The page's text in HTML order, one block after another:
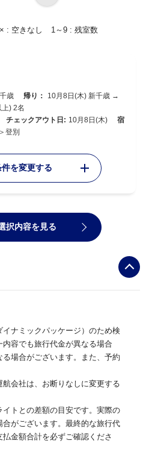
× : 空きなし 1～9 : 残室数
歳 帰り：
10月8日(木) 新千歳 →
) 2名
チェックアウト日: 10月8日(木)
宿
登別
を変更する
択内容を見る
ナミックパッケージ）のため検
容でも旅行代金が異なる場合
場合がございます。また、予約
会社は、お断りなしに変更する
トとの差額の目安です。実際の
がございます。最終的な旅行代
金額合計を必ずご確認くださ